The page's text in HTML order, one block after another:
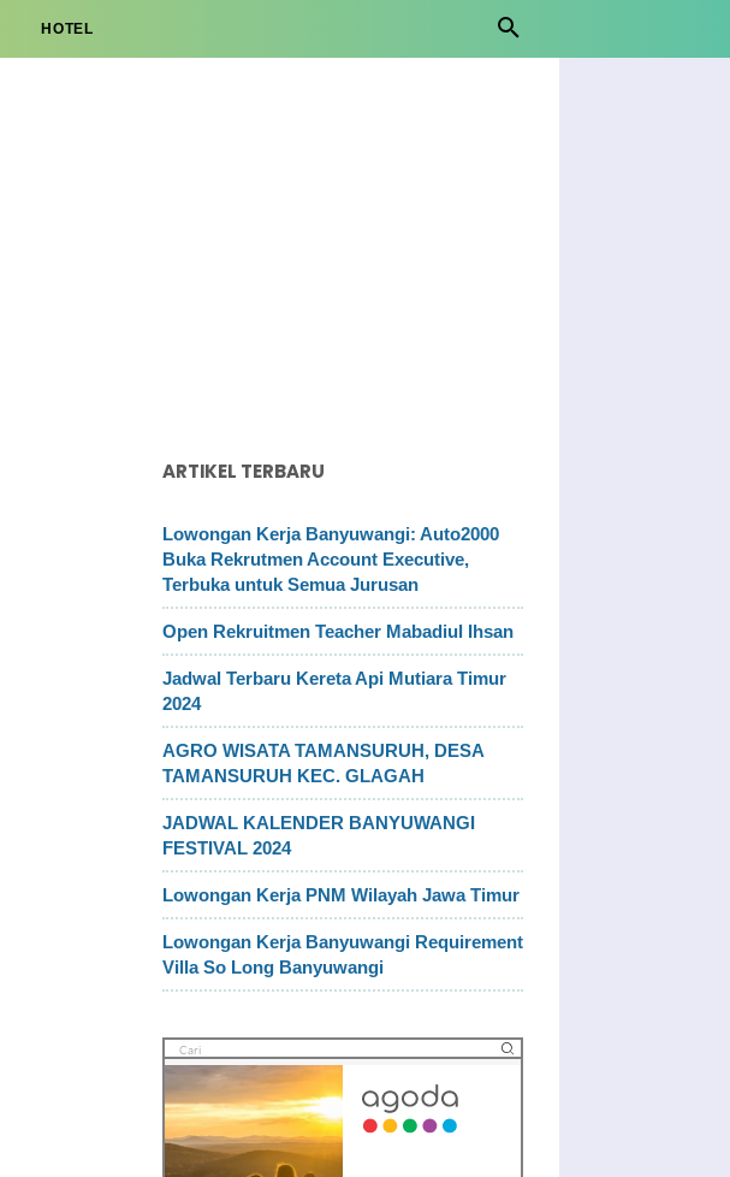
HOTEL
ARTIKEL TERBARU
Lowongan Kerja Banyuwangi: Auto2000
Buka Rekrutmen Account Executive,
Terbuka untuk Semua Jurusan
Open Rekruitmen Teacher Mabadiul Ihsan
Jadwal Terbaru Kereta Api Mutiara Timur
2024
AGRO WISATA TAMANSURUH, DESA
TAMANSURUH KEC. GLAGAH
JADWAL KALENDER BANYUWANGI
FESTIVAL 2024
Lowongan Kerja PNM Wilayah Jawa Timur
Lowongan Kerja Banyuwangi Requirement
Villa So Long Banyuwangi